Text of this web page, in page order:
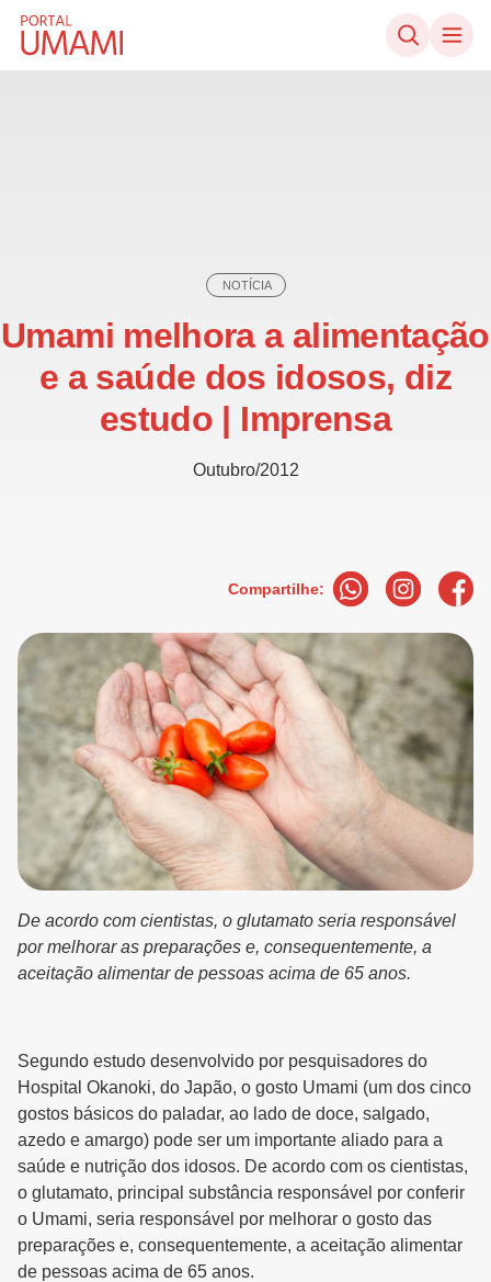
Ir direto ao conteúdo
NOTÍCIA
Umami melhora a alimentação
e a saúde dos idosos, diz
estudo | Imprensa
Outubro/2012
Compartilhe:
De acordo com cientistas, o glutamato seria responsável
por melhorar as preparações e, consequentemente, a
aceitação alimentar de pessoas acima de 65 anos.
Segundo estudo desenvolvido por pesquisadores do
Hospital Okanoki, do Japão, o gosto Umami (um dos cinco
gostos básicos do paladar, ao lado de doce, salgado,
azedo e amargo) pode ser um importante aliado para a
saúde e nutrição dos idosos. De acordo com os cientistas,
o glutamato, principal substância responsável por conferir
o Umami, seria responsável por melhorar o gosto das
preparações e, consequentemente, a aceitação alimentar
de pessoas acima de 65 anos.